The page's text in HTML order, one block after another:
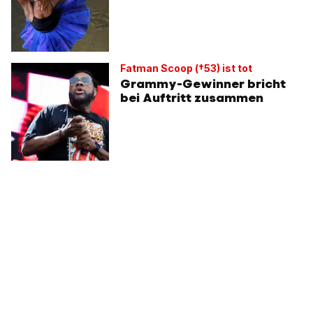
Fatman Scoop (†53) ist tot
Grammy-Gewinner bricht
bei Auftritt zusammen